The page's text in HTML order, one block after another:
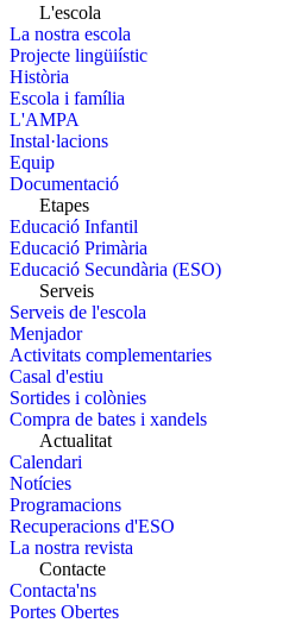
L'escola
La nostra escola
Projecte lingüiístic
Història
Escola i família
L'AMPA
Instal·lacions
Equip
Documentació
Etapes
Educació Infantil
Educació Primària
Educació Secundària (ESO)
Serveis
Serveis de l'escola
Menjador
Activitats complementaries
Casal d'estiu
Sortides i colònies
Compra de bates i xandels
Actualitat
Calendari
Notícies
Programacions
Recuperacions d'ESO
La nostra revista
Contacte
Contacta'ns
Portes Obertes